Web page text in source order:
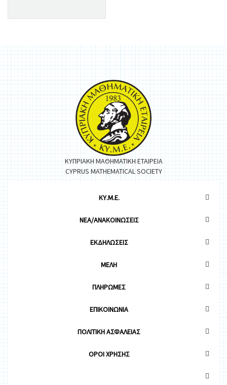
ΚΥΠΡΙΑΚΗ ΜΑΘΗΜΑΤΙΚΗ ΕΤΑΙΡΕΙΑ
CYPRUS MATHEMATICAL SOCIETY
ΚΥ.Μ.Ε.
ΝΕΑ/ΑΝΑΚΟΙΝΩΣΕΙΣ
ΕΚΔΗΛΩΣΕΙΣ
ΜΕΛΗ
ΠΛΗΡΩΜΕΣ
ΕΠΙΚΟΙΝΩΝΙΑ
ΠΟΛΙΤΙΚΗ ΑΣΦΑΛΕΙΑΣ
OΡΟΙ ΧΡΗΣΗΣ